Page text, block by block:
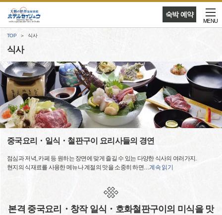
숙박 예약
MENU
TOP 식사
식사
중국요리・일식・철판구이 요리사들의 경연
점심과 저녁, 카페 등 원하는 장면에 맞게 즐길 수 있는 다양한 식사의 여러가지.
현지의 식재료를 사용한 메뉴나 계절의 맛을 소중히 하면…계속 읽기
본격 중국요리・창작 일식・호화철판구이의 미식을 맛